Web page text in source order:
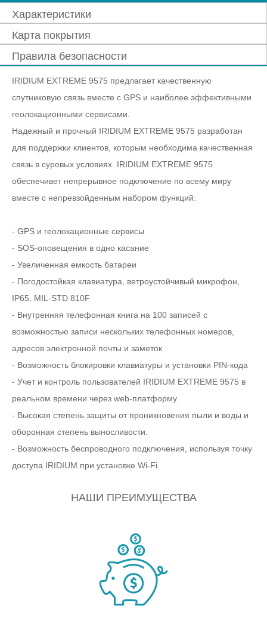
Характеристики
Карта покрытия
Правила безопасности
IRIDIUM EXTREME 9575 предлагает качественную
спутниковую связь вместе с GPS и наиболее эффективными
геолокационными сервисами.
Надежный и прочный IRIDIUM EXTREME 9575 разработан
для поддержки клиентов, которым необходима качественная
связь в суровых условиях. IRIDIUM EXTREME 9575
обеспечивет непрерывное подключение по всему миру
вместе с непревзойденным набором функций:
- GPS и геолокационные сервисы
- SOS-оповещения в одно касание
- Увеличенная емкость батареи
- Погодостойкая клавиатура, ветроустойчивый микрофон,
IP65, MIL-STD 810F
- Внутренняя телефонная книга на 100 записей с
возможностью записи нескольких телефонных номеров,
адресов электронной почты и заметок
- Возможность блокировки клавиатуры и установки PIN-кода
- Учет и контроль пользователей IRIDIUM EXTREME 9575 в
реальном времени через web-платформу.
- Высокая степень защиты от проникновения пыли и воды и
оборонная степень выносливости.
- Возможность беспроводного подключения, используя точку
доступа IRIDIUM при установке Wi-Fi.
НАШИ ПРЕИМУЩЕСТВА